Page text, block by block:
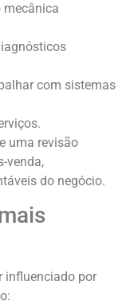
mecânica
com sistemas
uma revisão
venda,
do negócio.
influenciado por